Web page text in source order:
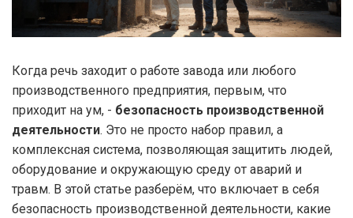
Когда речь заходит о работе завода или любого
производственного предприятия, первым, что
приходит на ум, - безопасность производственной
деятельности. Это не просто набор правил, а
комплексная система, позволяющая защитить людей,
оборудование и окружающую среду от аварий и
травм. В этой статье разберём, что включает в себя
безопасность производственной деятельности, какие